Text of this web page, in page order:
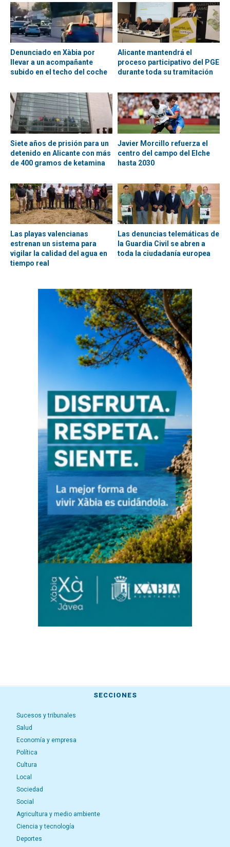
Denunciado en Xàbia por
llevar a un acompañante
subido en el techo del coche
Alicante mantendrá el
proceso participativo del PGE
durante toda su tramitación
Siete años de prisión para un
detenido en Alicante con más
de 400 gramos de ketamina
Javier Morcillo refuerza el
centro del campo del Elche
hasta 2030
Las playas valencianas
estrenan un sistema para
vigilar la calidad del agua en
tiempo real
Las denuncias telemáticas de
la Guardia Civil se abren a
toda la ciudadanía europea
SECCIONES
Sucesos y tribunales
Salud
Economía y empresa
Política
Cultura
Local
Sociedad
Social
Agricultura y medio ambiente
Ciencia y tecnología
Deportes